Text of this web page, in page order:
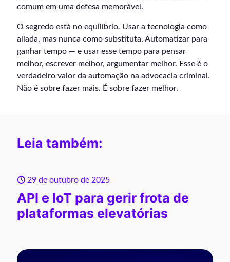
comum em uma defesa memorável.
O segredo está no equilíbrio. Usar a tecnologia como
aliada, mas nunca como substituta. Automatizar para
ganhar tempo — e usar esse tempo para pensar
melhor, escrever melhor, argumentar melhor. Esse é o
verdadeiro valor da automação na advocacia criminal.
Não é sobre fazer mais. É sobre fazer melhor.
Leia também:
29 de outubro de 2025
API e IoT para gerir frota de
plataformas elevatórias